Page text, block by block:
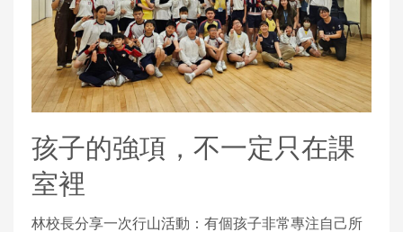
孩子的強項，不一定只在課
室裡
林校長分享一次行山活動：有個孩子非常專注自己所